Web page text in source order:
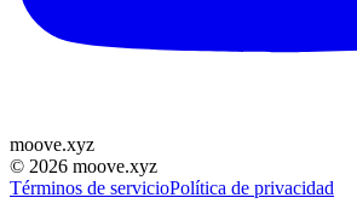
moove.xyz
© 2026 moove.xyz
Términos de servicioPolítica de privacidad